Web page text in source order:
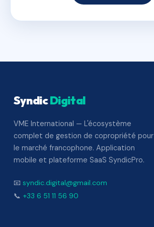
SyndicDigital
VME International — L'écosystème
complet de gestion de copropriété pour
le marché francophone. Application
mobile et plateforme SaaS SyndicPro.
📧 syndic.digital@gmail.com
📞 +33 6 51 11 56 90